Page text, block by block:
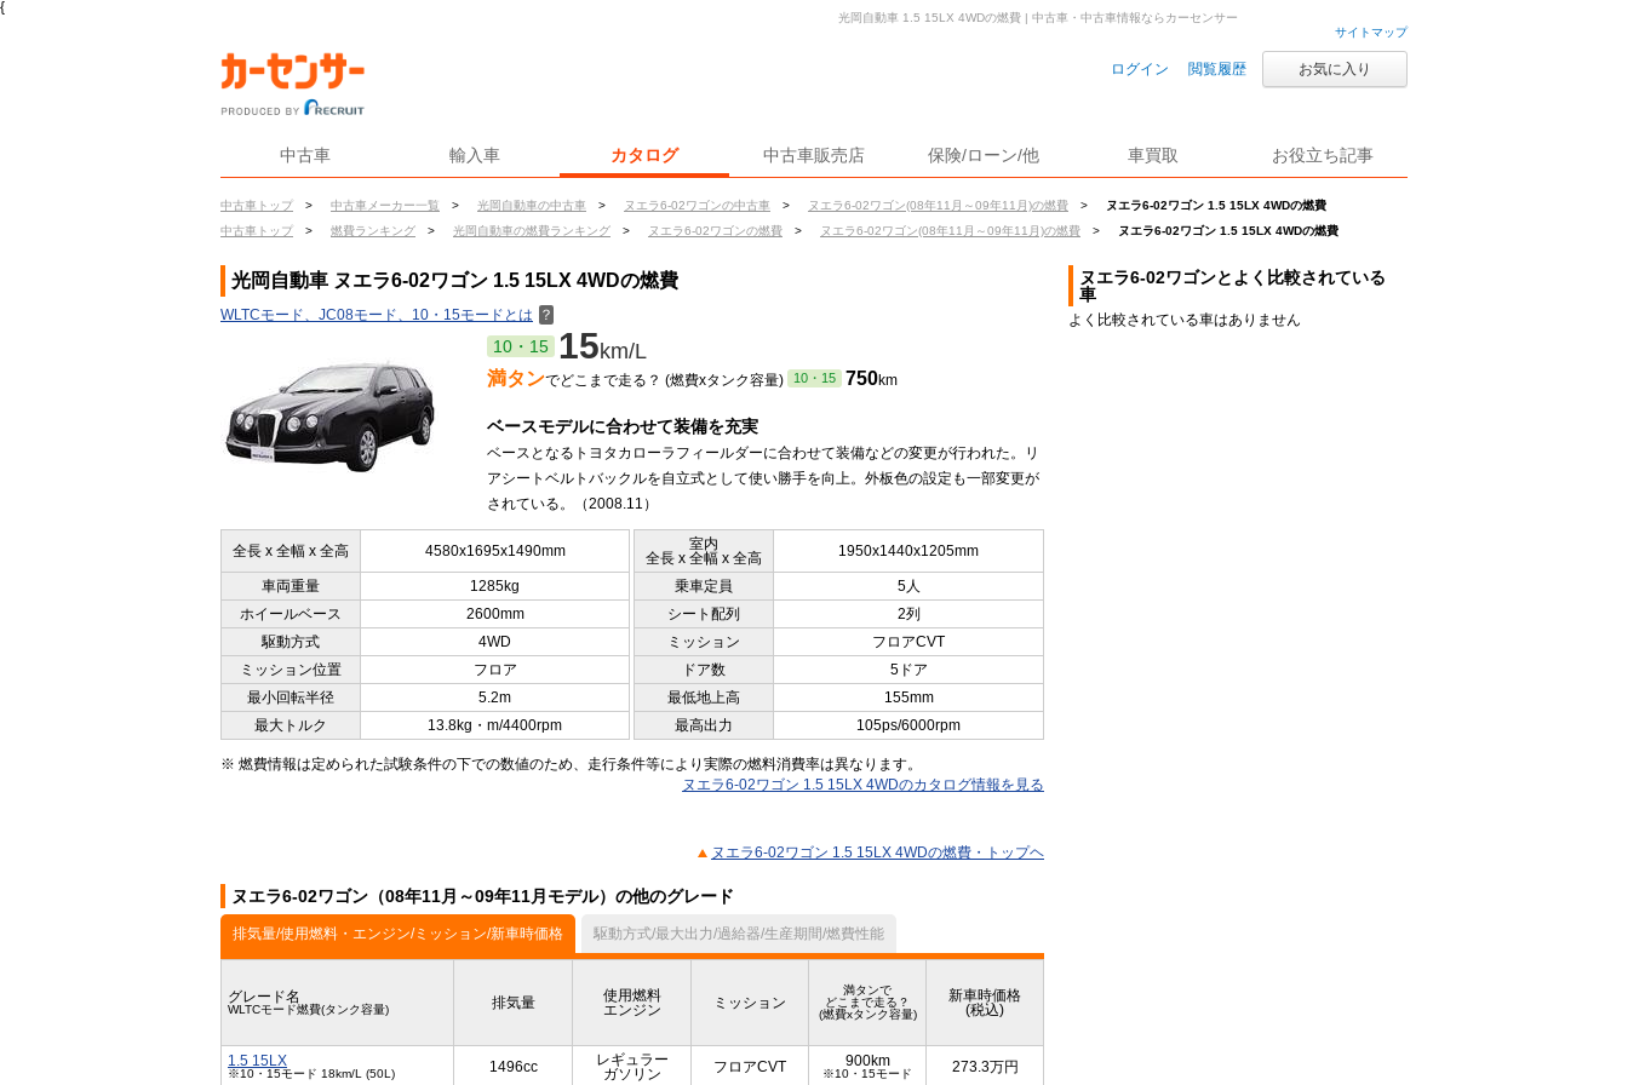
{
サイトマップ
ログイン 閲覧履歴 お気に入り
中古車 輸入車 カタログ 中古車販売店 保険/ローン/他 車買取 お役立ち記事
中古車トップ > 中古車メーカー一覧 > 光岡自動車の中古車 > ヌエラ6-02ワゴンの中古車 > ヌエラ6-02ワゴン(08年11月～09年11月)の燃費 >
ヌエラ6-02ワゴン 1.5 15LX 4WDの燃費
中古車トップ
> 燃費ランキング > 光岡自動車の燃費ランキング > ヌエラ6-02ワゴンの燃費 > ヌエラ6-02ワゴン(08年11月～09年11月)の燃費 > ヌエラ6-02ワゴン 1.5 15LX 4WDの燃費
光岡自動車 1.5 15LX 4WDの燃費 | 中古車・中古車情報ならカーセンサー
光岡自動車 ヌエラ6-02ワゴン 1.5 15LX 4WDの燃費
WLTCモード、JC08モード、10・15モードとは ？
10・15 15km/L
満タンでどこまで走る？ (燃費xタンク容量) 10・15 750km
ベースモデルに合わせて装備を充実
ベースとなるトヨタカローラフィールダーに合わせて装備などの変更が行われた。リ
アシートベルトバックルを自立式として使い勝手を向上。外板色の設定も一部変更が
されている。（2008.11）
全長 x 全幅 x 全高 4580x1695x1490mm
室内
全長 x 全幅 x 全高
1950x1440x1205mm
車両重量 1285kg 乗車定員
5人
ホイールベース
2600mm シート配列
2列
駆動方式
4WD ミッション
フロアCVT
ミッション位置
フロア ドア数
5ドア
最小回転半径
5.2m 最低地上高
155mm
最大トルク
13.8kg・m/4400rpm 最高出力 105ps/6000rpm
※ 燃費情報は定められた試験条件の下での数値のため、走行条件等により実際の燃料消費率は異なります。
ヌエラ6-02ワゴン 1.5 15LX 4WDのカタログ情報を見る
ヌエラ6-02ワゴン 1.5 15LX 4WDの燃費・トップヘ
ヌエラ6-02ワゴン（08年11月～09年11月モデル）の他のグレード
排気量/使用燃料・エンジン/ミッション/新車時価格 駆動方式/最大出力/過給器/生産期間/燃費性能
グレード名
WLTCモード燃費(タンク容量) 排気量
使用燃料
エンジン
ミッション
満タンで
どこまで走る？
(燃費xタンク容量)
新車時価格
(税込)
1.5 15LX
※10・15モード 18km/L (50L) 1496cc
レギュラー
ガソリン
フロアCVT 900km
※10・15モード 273.3万円
ヌエラ6-02ワゴンとよく比較されている
車
よく比較されている車はありません